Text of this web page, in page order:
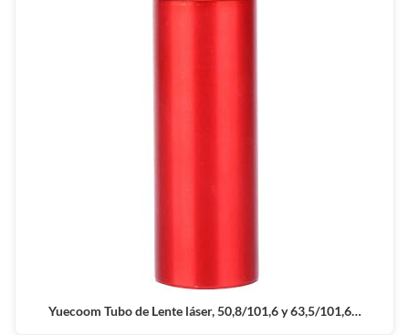
Yuecoom Tubo de Lente láser, 50,8/101,6 y 63,5/101,6…